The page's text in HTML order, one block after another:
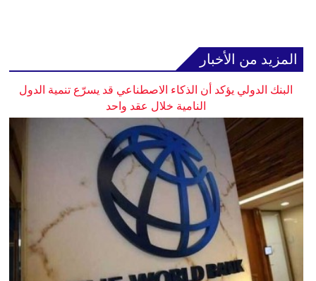
المزيد من الأخبار
البنك الدولي يؤكد أن الذكاء الاصطناعي قد يسرّع تنمية الدول
النامية خلال عقد واحد